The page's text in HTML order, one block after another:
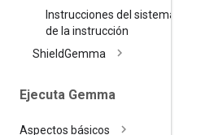
Instrucciones del sistema y
de la instrucción
ShieldGemma
Ejecuta Gemma
Aspectos básicos